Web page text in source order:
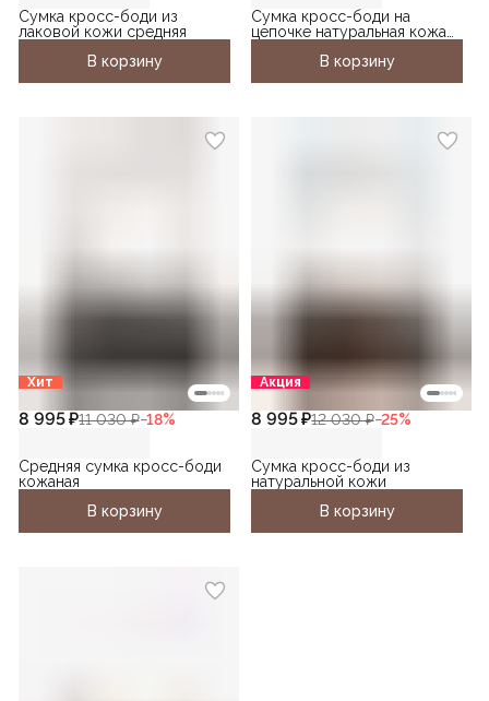
Сумка кросс-боди из
лаковой кожи средняя
В корзину
Сумка кросс-боди на
цепочке натуральная кожа
В корзину
Хит
8 995 ₽11 030 ₽−18%
Средняя сумка кросс-боди
кожаная
В корзину
Акция
8 995 ₽12 030 ₽−25%
Сумка кросс-боди из
натуральной кожи
В корзину